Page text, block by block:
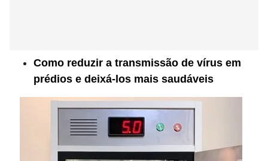
Como reduzir a transmissão de vírus em
prédios e deixá-los mais saudáveis